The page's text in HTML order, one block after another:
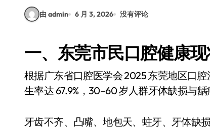
由 admin 6 月 3, 2026 没有评论
一、东莞市民口腔健康
根据广东省口腔医学会 2025 东莞地区口腔流行病学调查数据显示，东莞 12–45 岁人群错颌畸形发
生率达 67.9%，30–60 岁人群牙体缺损与龋
牙齿不齐、凸嘴、地包天、蛀牙、牙体缺